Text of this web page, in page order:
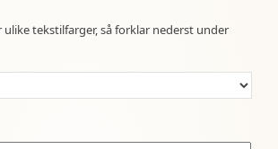
ulike tekstilfarger, så forklar nederst under